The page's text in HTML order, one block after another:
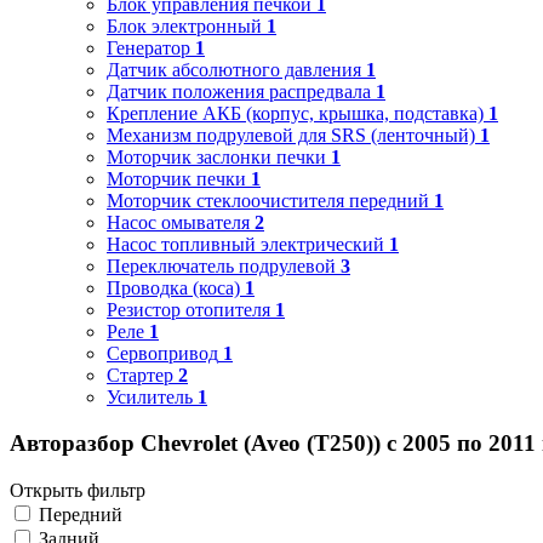
Блок электронный 1
Генератор 1
Датчик абсолютного давления 1
Датчик положения распредвала 1
Крепление АКБ (корпус, крышка, подставка) 1
Механизм подрулевой для SRS (ленточный) 1
Моторчик заслонки печки 1
Моторчик печки 1
Моторчик стеклоочистителя передний 1
Насос омывателя 2
Насос топливный электрический 1
Переключатель подрулевой 3
Проводка (коса) 1
Резистор отопителя 1
Реле 1
Сервопривод 1
Стартер 2
Усилитель 1
Авторазбор Chevrolet (Aveo (T250)) с 2005 по 2011
Открыть фильтр
Передний